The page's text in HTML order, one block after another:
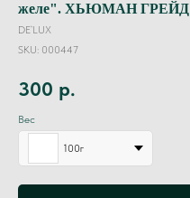
желе". ХЬЮМАН ГРЕЙД
DE`LUX
SKU: 000447
300 р.
Вес
100г